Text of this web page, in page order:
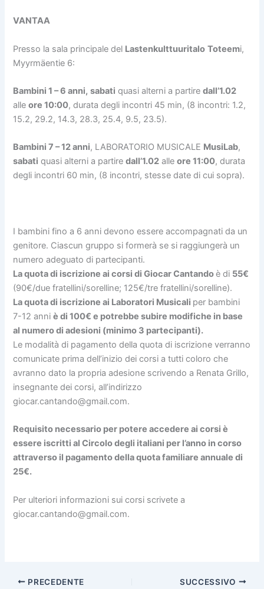
VANTAA
Presso la sala principale del Lastenkulttuuritalo Toteemi,
Myyrmäentie 6:
Bambini 1 – 6 anni, sabati quasi alterni a partiredall’1.02
alleore 10:00, durata degli incontri 45 min, (8 incontri: 1.2,
15.2, 29.2, 14.3, 28.3, 25.4, 9.5, 23.5).
Bambini 7 – 12 anni, LABORATORIO MUSICALE MusiLab,
sabati quasialterni a partiredall’1.02 alleore 11:00, durata
degli incontri 60 min, (8 incontri, stesse date di cui sopra).
I bambini fino a 6 anni devono essere accompagnati da un
genitore. Ciascun gruppo si formerà se si raggiungerà un
numero adeguato di partecipanti.
La quota di iscrizione ai corsi di Giocar Cantandoè di 55€
(90€/due fratellini/sorelline; 125€/tre fratellini/sorelline).
La quota di iscrizione ai Laboratori Musicali per bambini
7-12 anniè di 100€ e potrebbe subire modifiche in base
al numero di adesioni (minimo 3 partecipanti).
Le modalità di pagamento della quota di iscrizione verranno
comunicate prima dell’inizio dei corsi a tutti coloro che
avranno dato la propria adesione scrivendo a Renata Grillo,
insegnante dei corsi, all’indirizzo
giocar.cantando@gmail.com.
Requisito necessario per potere accedere ai corsi è
essere iscritti al Circolo degli italiani per l’anno in corso
attraverso il pagamento della quota familiare annuale di
25€.
Per ulteriori informazioni sui corsi scrivete a
giocar.cantando@gmail.com.
PRECEDENTE SUCCESSIVO